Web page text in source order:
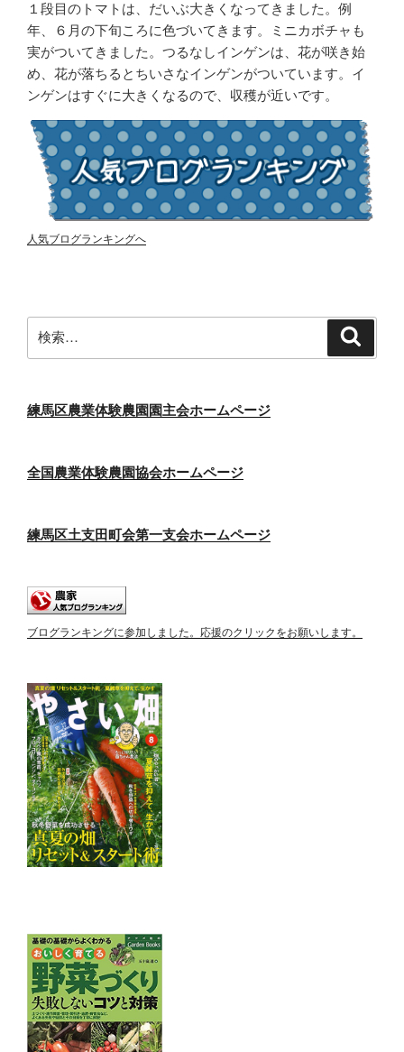
１段目のトマトは、だいぶ大きくなってきました。例
年、６月の下旬ころに色づいてきます。ミニカボチャも
実がついてきました。つるなしインゲンは、花が咲き始
め、花が落ちるとちいさなインゲンがついています。イ
ンゲンはすぐに大きくなるので、収穫が近いです。
人気ブログランキングへ
索:
練馬区農業体験農園園主会ホームページ
全国農業体験農園協会ホームページ
練馬区土支田町会第一支会ホームページ
ブログランキングに参加しました。応援のクリックをお願いします。